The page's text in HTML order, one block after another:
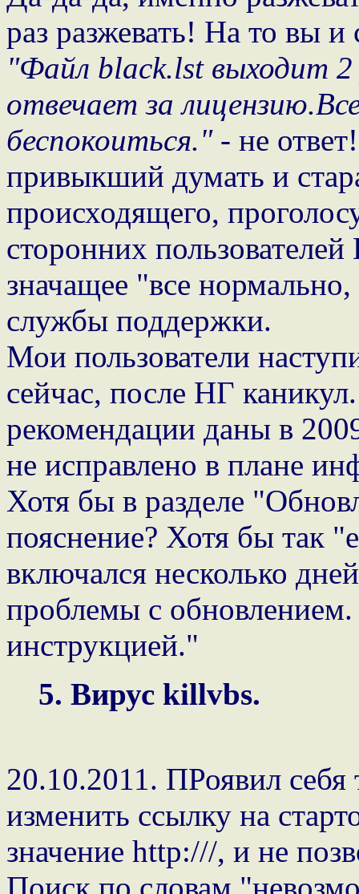
раз разжевать! На то вы
"Файл black.lst выходит
отвечает за
беспокоиться."- не
привыкший думать и
происходящего,
сторонних
значащее "все
службы поддержки.
Мои пользователи
сейчас, после НГ
рекомендации даны в
не исправлено в плане
Хотя бы в разделе
пояснение? Хотя бы так
включался несколько
проблемы с
инструкцией."
5. Вирус killvbs.
20.10.2011. ПРоявил
изменить ссылку на
значение http:///, и не